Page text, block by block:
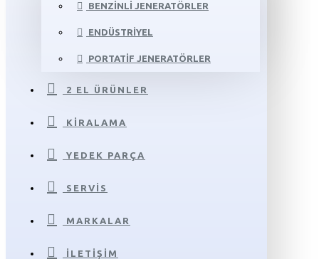
BENZINLI JENERATÖRLER
ENDÜSTRIYEL
PORTATIF JENERATÖRLER
2 EL ÜRÜNLER
KIRALAMA
YEDEK PARÇA
SERVIS
MARKALAR
İLETIŞIM